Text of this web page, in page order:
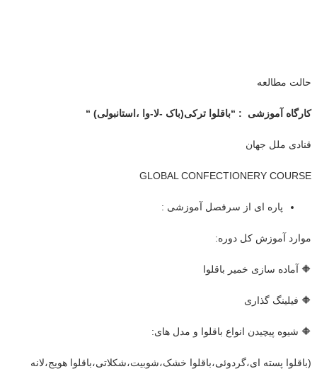
حالت مطالعه
کارگاه آموزشی : “باقلوا ترکی(باک -لا-وا ،استانبولی) “
قنادی ملل جهان
GLOBAL CONFECTIONERY COURSE
پاره ای از سرفصل آموزشی :
موارد آموزش کل دوره:
🔶 آماده سازی خمیر باقلوا
🔶 فیلینگ گذاری
🔶 شیوه پیچیدن انواع باقلوا و مدل های:
(باقلوا پسته ای،گردوئی،باقلوا خشک،شوبیت،شکلاتی،باقلوا هویج،لانه